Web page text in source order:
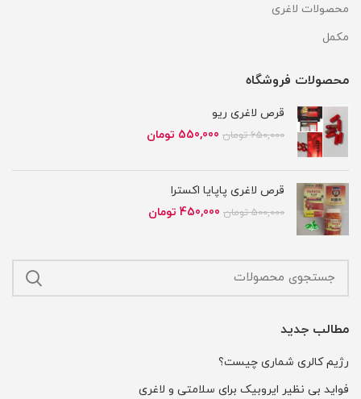
محصولات لاغری
مکمل
محصولات فروشگاه
قرص لاغری ریو
650,000 تومان قیمت
550,000 تومان
قرص لاغری پاپایا اکسترا
500,000 تومان قیمت
بود.
450,000 تومان
است.
مطالب جدید
رژیم کالری شماری چیست؟
فواید بی نظیر ایروبیک برای سلامتی و لاغری